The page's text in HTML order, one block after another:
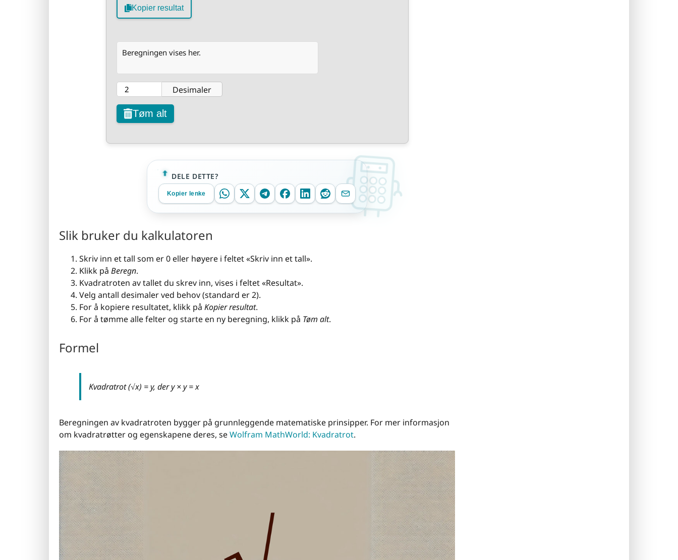
Kopier resultat
Beregningen vises her.
Desimaler
Tøm alt
DELE DETTE?
Kopier lenke
Slik bruker du kalkulatoren
Skriv inn et tall som er 0 eller høyere i feltet «Skriv inn et tall».
Klikk på Beregn.
Kvadratroten av tallet du skrev inn, vises i feltet «Resultat».
Velg antall desimaler ved behov (standard er 2).
For å kopiere resultatet, klikk på Kopier resultat.
For å tømme alle felter og starte en ny beregning, klikk på Tøm alt.
Formel
Kvadratrot (√x) = y, der y × y = x
Beregningen av kvadratroten bygger på grunnleggende matematiske prinsipper. For mer informasjon
om kvadratrøtter og egenskapene deres, seWolfram MathWorld: Kvadratrot.